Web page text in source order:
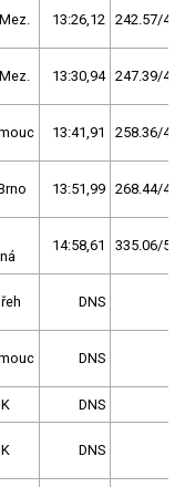
13:26,12 242.57/
13:30,94 247.39/
13:41,91 258.36/
13:51,99 268.44/
14:58,61 335.06/
DNS
DNS
DNS
DNS